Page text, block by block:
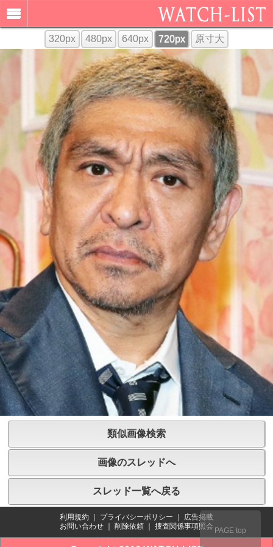
320px 480px 640px 720px 原寸大
類似画像検索
画像のスレッドへ
スレッド一覧へ戻る
利用規約 プライバシーポリシー
広告掲載
お問い合わせ
削除依頼 捜査関係事項照会 PAGE top